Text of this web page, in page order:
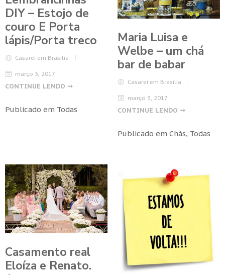
DIY – Estojo de
couro E Porta
lápis/Porta treco
Casarei em Brasilia
março 3, 2017
CONTINUE LENDO ➞
Publicado em Todas
Maria Luisa e
Welbe – um chá
bar de babar
Casarei em Brasilia
março 3, 2017
CONTINUE LENDO ➞
Publicado em Chás, Todas
Casamento real
Eloíza e Renato.